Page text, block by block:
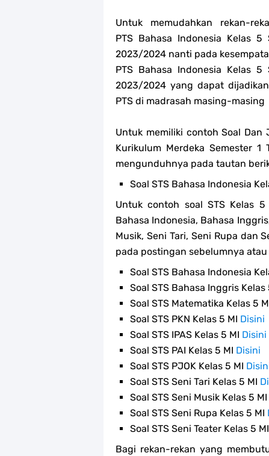
Untuk memudahkan rekan-
PTS Bahasa Indonesia Kelas 5
2023/2024 nanti pada
PTS Bahasa Indonesia Kelas 5
2023/2024 yang dapat
PTS di madrasah masing-masing
Untuk memiliki contoh Soal Dan
Kurikulum Merdeka Semester
mengunduhnya pada tautan
Soal STS Bahasa Indonesia
Untuk contoh soal STS Kelas
Bahasa Indonesia, Bahasa
Musik, Seni Tari, Seni Rupa dan
pada postingan sebelumnya
Soal STS Bahasa Indonesia
Soal STS Bahasa Inggris Kelas
Soal STS Matematika Kelas 5
Soal STS PKN Kelas 5 MI Disini
Soal STS IPAS Kelas 5 MI Disini
Soal STS PAI Kelas 5 MI Disini
Soal STS PJOK Kelas 5 MI
Soal STS Seni Tari Kelas 5 MI
Soal STS Seni Musik Kelas 5 MI
Soal STS Seni Rupa Kelas 5 MI
Soal STS Seni Teater Kelas 5 MI
Bagi rekan-rekan yang